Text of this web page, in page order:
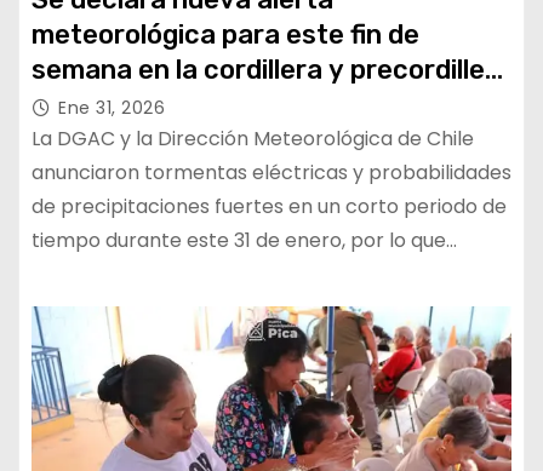
meteorológica para este fin de
semana en la cordillera y precordillera
de Tarapacá
Ene 31, 2026
La DGAC y la Dirección Meteorológica de Chile
anunciaron tormentas eléctricas y probabilidades
de precipitaciones fuertes en un corto periodo de
tiempo durante este 31 de enero, por lo que…